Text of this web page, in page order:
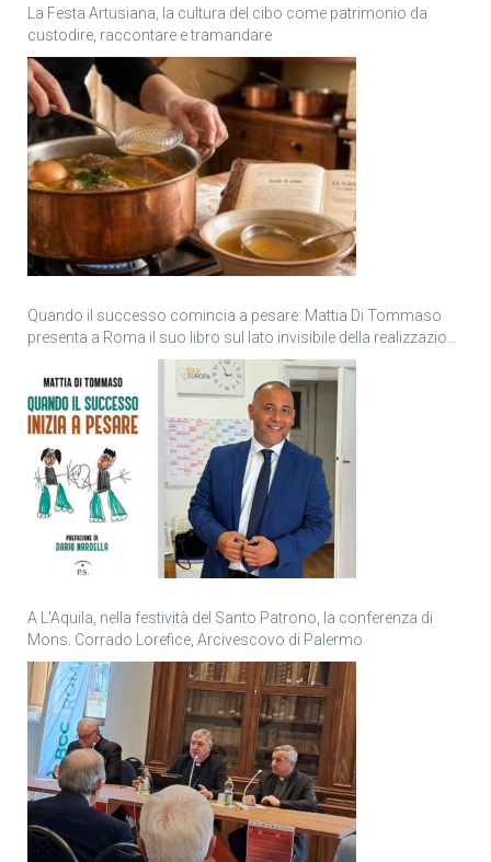
La Festa Artusiana, la cultura del cibo come patrimonio da
custodire, raccontare e tramandare
Quando il successo comincia a pesare: Mattia Di Tommaso
presenta a Roma il suo libro sul lato invisibile della realizzazione
A L’Aquila, nella festività del Santo Patrono, la conferenza di
Mons. Corrado Lorefice, Arcivescovo di Palermo